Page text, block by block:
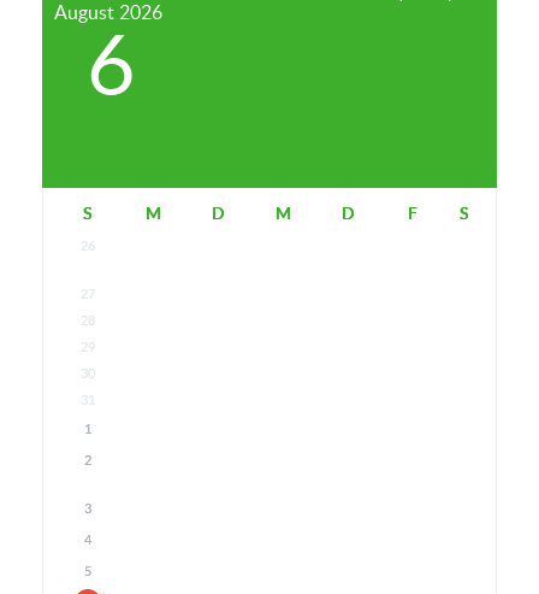
August 2026
6
S M D M D F S
26
27
28
29
30
31
1
2
3
4
5